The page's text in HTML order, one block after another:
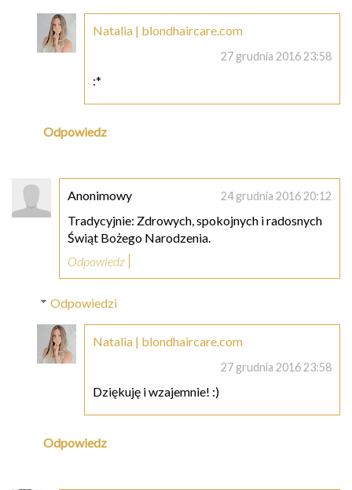
Natalia | blondhaircare.com
27 grudnia 2016 23:58
:*
Odpowiedz
Anonimowy 24 grudnia 2016 20:12
Tradycyjnie: Zdrowych, spokojnych i radosnych
Świąt Bożego Narodzenia.
Odpowiedz
Odpowiedzi
Natalia | blondhaircare.com
27 grudnia 2016 23:58
Dziękuję i wzajemnie! :)
Odpowiedz